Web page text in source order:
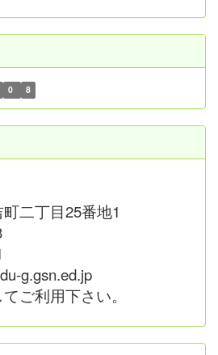
0 8
二丁目25番地1
g.gsn.ed.jp
ご利用下さい。